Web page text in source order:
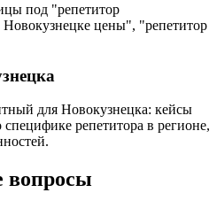
под "репетитор
цены", "репетитор
для Новокузнецка: кейсы
специфике репетитора в регионе,
вопросы